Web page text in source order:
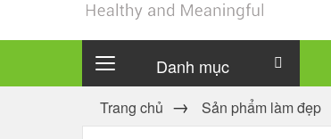
Danh mục
Trang chủ Sản phẩm làm đẹp